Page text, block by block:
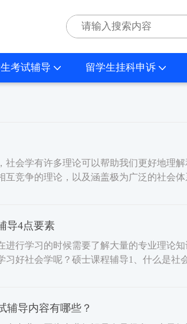
考试辅导 留学生挂科申诉
会学有许多理论可以帮助我们更好地理解
互竞争的理论，以及涵盖极为广泛的社会
导4点要素
行学习的时候需要了解大量的专业理论知
好社会学呢？硕士课程辅导1、什么是社
辅导内容有哪些？